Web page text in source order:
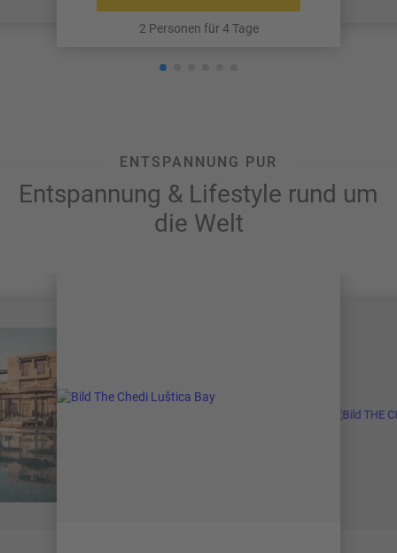
2 Personen für 4 Tage
ENTSPANNUNG PUR
Entspannung & Lifestyle rund um
die Welt